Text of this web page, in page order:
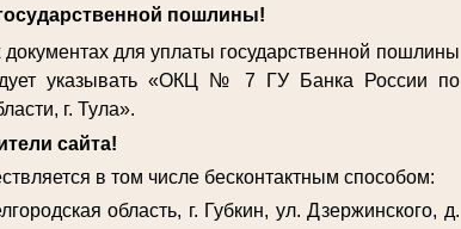
пошлины!
для уплаты государственной пошлины
указывать «ОКЦ № 7 ГУ Банка России по
г. Тула».
сайта!
в том числе бесконтактным способом:
область, г. Губкин, ул. Дзержинского, д.